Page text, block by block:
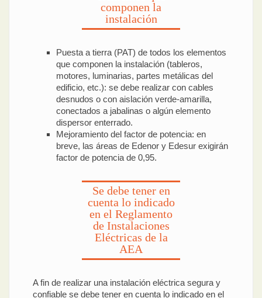
componen la
instalación
Puesta a tierra (PAT) de todos los elementos
que componen la instalación (tableros,
motores, luminarias, partes metálicas del
edificio, etc.): se debe realizar con cables
desnudos o con aislación verde-amarilla,
conectados a jabalinas o algún elemento
dispersor enterrado.
Mejoramiento del factor de potencia: en
breve, las áreas de Edenor y Edesur exigirán
factor de potencia de 0,95.
Se debe tener en
cuenta lo indicado
en el Reglamento
de Instalaciones
Eléctricas de la
AEA
A fin de realizar una instalación eléctrica segura y
confiable se debe tener en cuenta lo indicado en el